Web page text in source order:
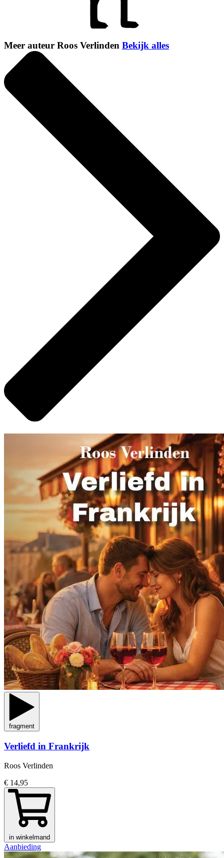
Meer auteur Roos Verlinden Bekijk alles
fragment
Verliefd in Frankrijk
Roos Verlinden
€ 14,95
in winkelmand
Aanbieding